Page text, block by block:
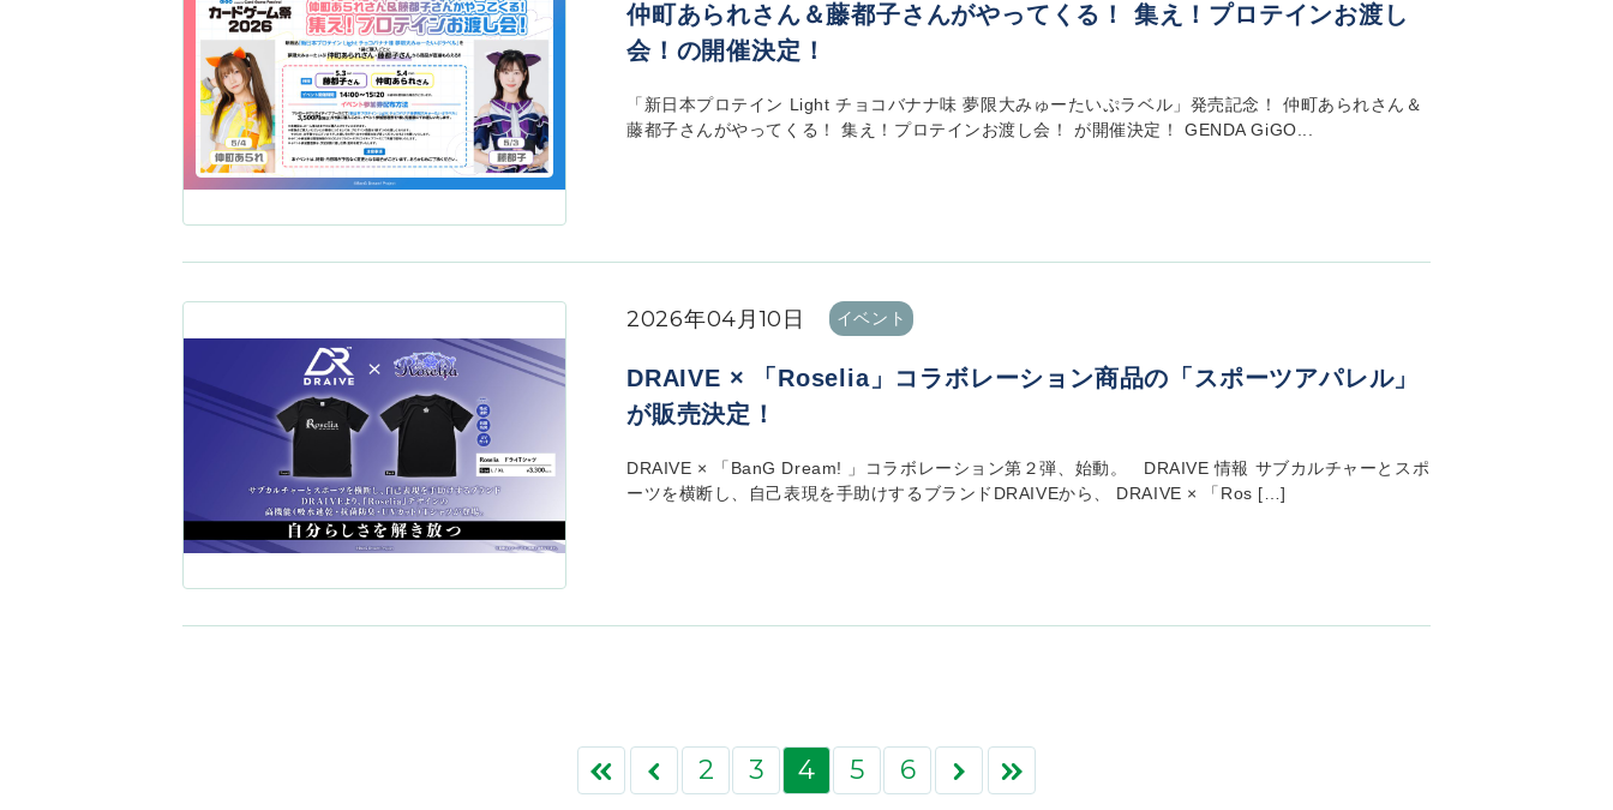
仲町あられさん＆藤都子さんがやってくる！ 集え！プロテインお渡し
会！の開催決定！
「新日本プロテイン Light チョコバナナ味 夢限大みゅーたいぷラベル」発売記念！ 仲町あられさん＆
藤都子さんがやってくる！ 集え！プロテインお渡し会！ が開催決定！ GENDA GiGO...
2026年04月10日 イベント
DRAIVE × 「Roselia」コラボレーション商品の「スポーツアパレル」
が販売決定！
DRAIVE × 「BanG Dream! 」コラボレーション第２弾、始動。 DRAIVE 情報 サブカルチャーとスポ
ーツを横断し、自己表現を手助けするブランドDRAIVEから、 DRAIVE × 「Ros […]
2 3 4 5 6